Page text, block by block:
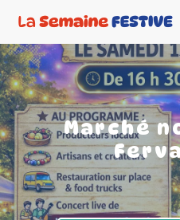
Marché